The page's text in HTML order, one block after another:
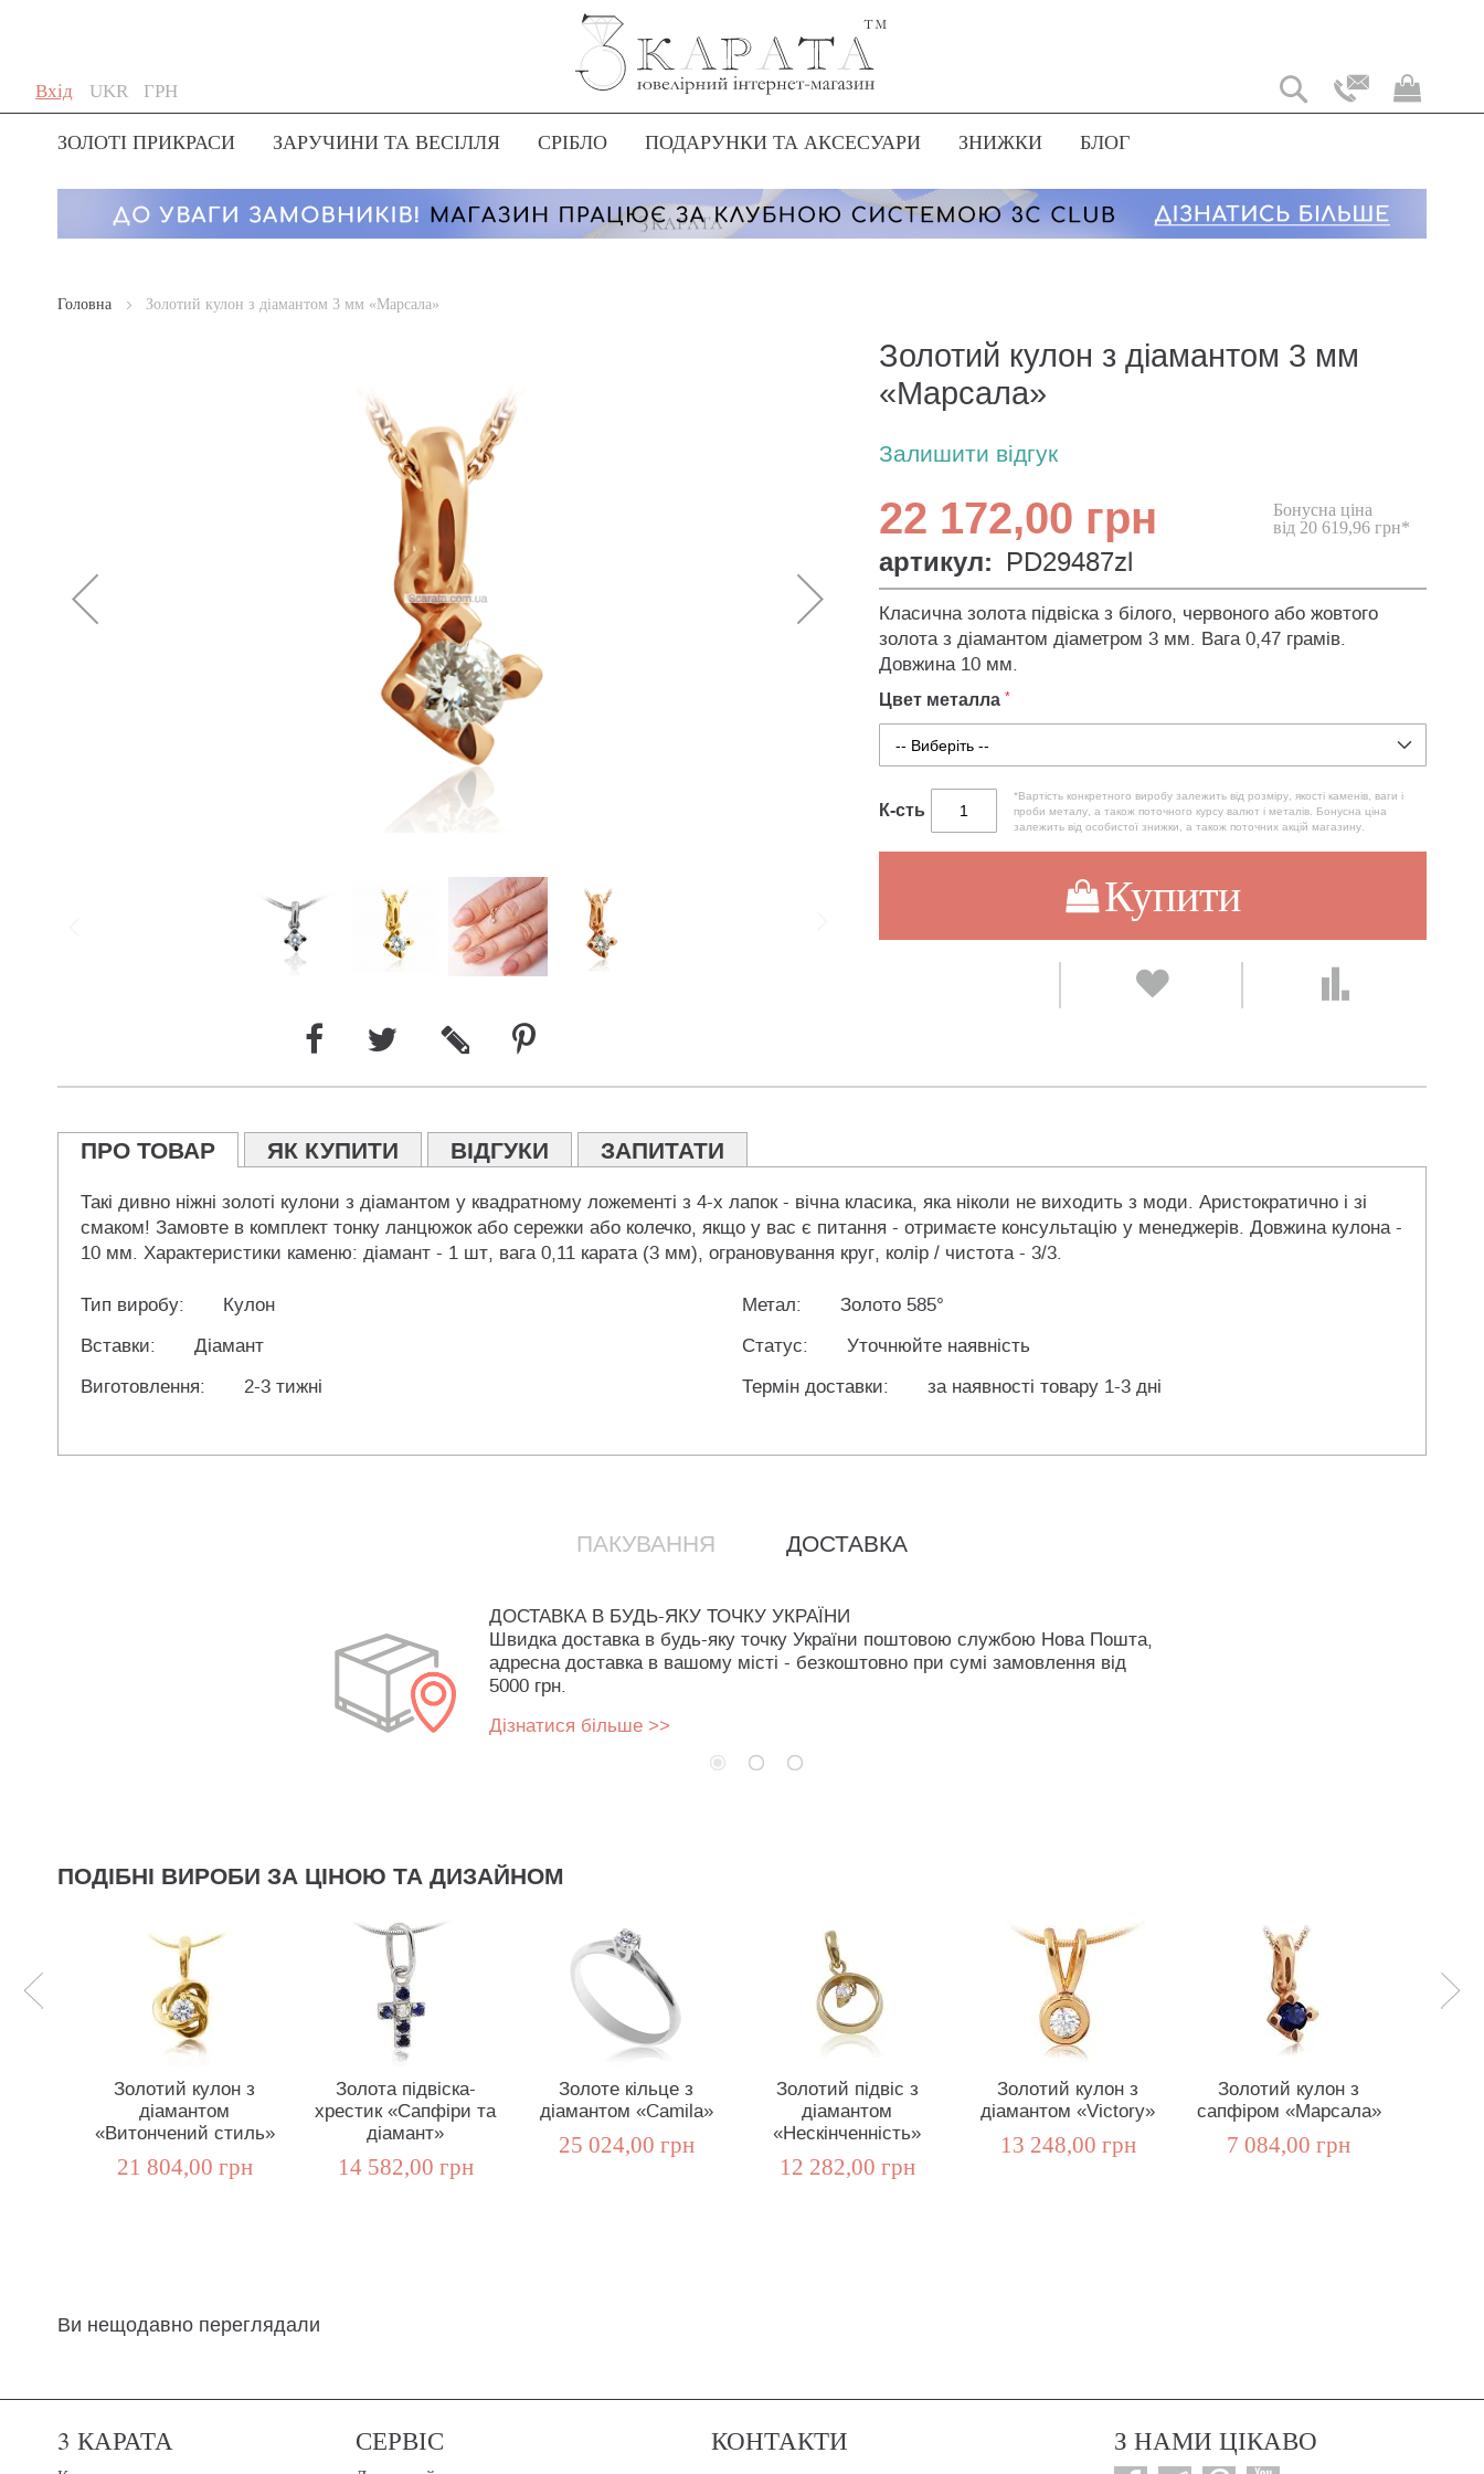
Вхід
Skip
to
Content
Мова
UKR
Мій
Валюта
ГРН
ЗОЛОТІ ПРИКРАСИ ЗАРУЧИНИ ТА ВЕСІЛЛЯ СРІБЛО ПОДАРУНКИ ТА АКСЕСУАРИ ЗНИЖКИ БЛОГ
Головна Золотий кулон з діамантом 3 мм «Марсала»
Золотий кулон з діамантом 3 мм
«Марсала»
Залишити відгук
22 172,00 грн
Бонусна ціна
від 20 619,96 грн*
артикул: PD29487zl
Класична золота підвіска з білого, червоного або жовтого
золота з діамантом діаметром 3 мм. Вага 0,47 грамів.
Довжина 10 мм.
Цвет металла
К-сть
*Вартість конкретного виробу залежить від розміру, якості каменів, ваги і
проби металу, а також поточного курсу валют і металів. Бонусна ціна
залежить від особистої знижки, а також поточних акцій магазину.
Купити
ПРО ТОВАР ЯК КУПИТИ ВІДГУКИ ЗАПИТАТИ
Такі дивно ніжні золоті кулони з діамантом у квадратному ложементі з 4-х лапок - вічна класика, яка ніколи не виходить з моди. Аристократично і зі
смаком! Замовте в комплект тонку ланцюжок або сережки або колечко, якщо у вас є питання - отримаєте консультацію у менеджерів. Довжина кулона -
10 мм. Характеристики каменю: діамант - 1 шт, вага 0,11 карата (3 мм), ограновування круг, колір / чистота - 3/3.
Тип виробу: Кулон Метал:
Золото 585°
Вставки:
Діамант Статус:
Уточнюйте наявність
Виготовлення:
2-3 тижні Термін доставки: за наявності товару 1-3 дні
ПАКУВАННЯ ДОСТАВКА
ДОСТАВКА В БУДЬ-ЯКУ ТОЧКУ УКРАЇНИ
Швидка доставка в будь-яку точку України поштовою службою Нова Пошта,
адресна доставка в вашому місті - безкоштовно при сумі замовлення від
5000 грн.
Дізнатися більше >>
ПОДІБНІ ВИРОБИ ЗА ЦІНОЮ ТА ДИЗАЙНОМ
Золотий кулон з
діамантом
«Витончений стиль»
21 804,00 грн
Золота підвіска-
хрестик «Сапфіри та
діамант»
14 582,00 грн
Золоте кільце з
діамантом «Camila»
25 024,00 грн
Золотий підвіс з
діамантом
«Нескінченність»
12 282,00 грн
Золотий кулон з
діамантом «Victory»
13 248,00 грн
Золотий кулон з
сапфіром «Марсала»
7 084,00 грн
Ви нещодавно переглядали
3 КАРАТА СЕРВІС КОНТАКТИ З НАМИ ЦІКАВО